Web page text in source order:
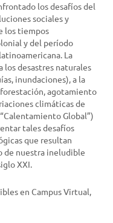
los desafíos del
sociales y
los tiempos
y del período
La
los desastres naturales
inundaciones), a la
agotamiento
climáticas de
Global”)
tales desafíos
que resultan
de nuestra ineludible
XXI.
en Campus Virtual,